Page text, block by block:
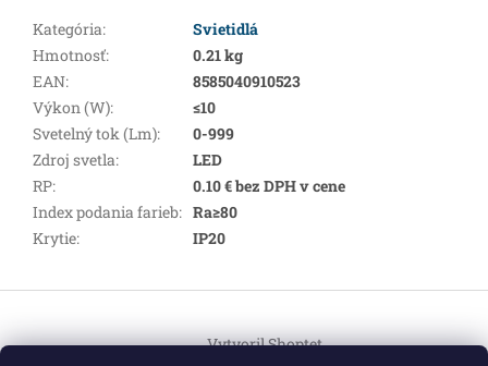
Kategória:
Svietidlá
Hmotnosť:
0.21 kg
EAN:
8585040910523
Výkon (W):
≤10
Svetelný tok (Lm):
0-999
Zdroj svetla:
LED
RP:
0.10 € bez DPH v cene
Index podania farieb: Ra≥80
Krytie: IP20
p
Vytvoril Shoptet